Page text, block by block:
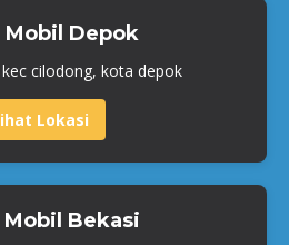
Mobil Depok
kec cilodong, kota depok
Lokasi
Mobil Bekasi